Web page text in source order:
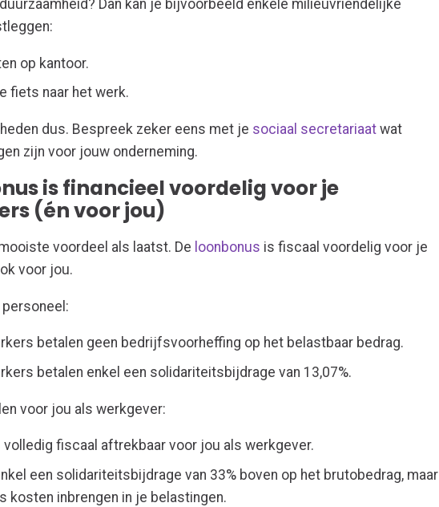
Dan kan je bijvoorbeeld enkele milieuvriendelijke
op kantoor.
fiets naar het werk.
dus. Bespreek zeker eens met je sociaal secretariaat wat
zijn voor jouw onderneming.
is financieel voordelig voor je
(én voor jou)
voordeel als laatst. De loonbonus is fiscaal voordelig voor je
voor jou.
betalen geen bedrijfsvoorheffing op het belastbaar bedrag.
betalen enkel een solidariteitsbijdrage van 13,07%.
voor jou als werkgever:
volledig fiscaal aftrekbaar voor jou als werkgever.
een solidariteitsbijdrage van 33% boven op het brutobedrag, maar
kosten inbrengen in je belastingen.